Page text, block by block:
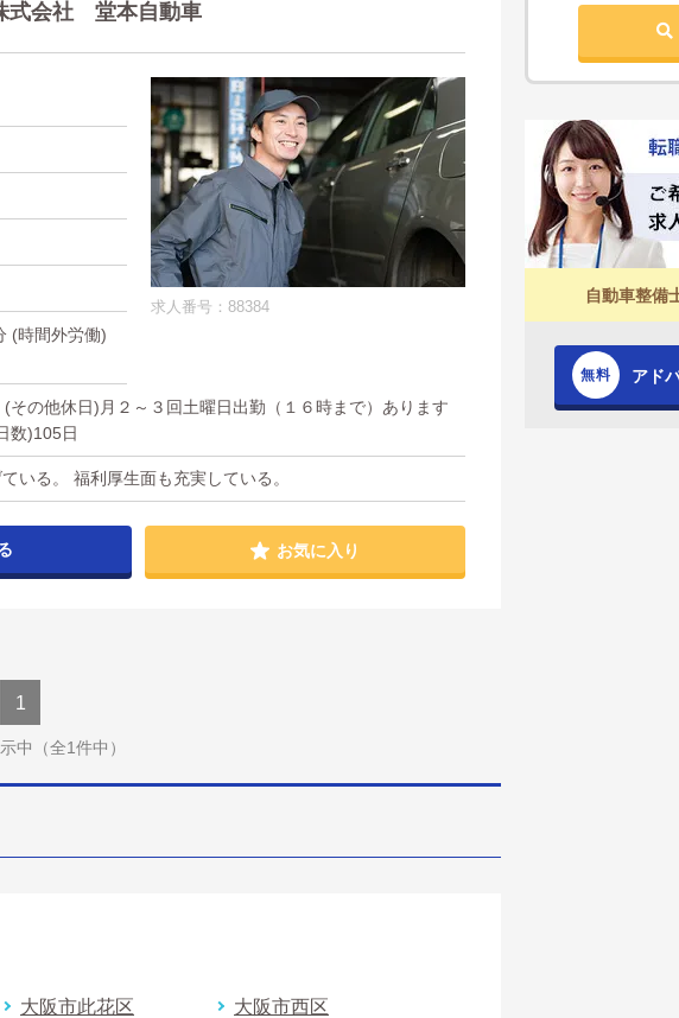
式会社 堂本自動車
求人番号：88384
(時間外労働)
その他休日)月２～３回土曜日出勤（１６時まで）あります
数)105日
いる。 福利厚生面も充実している。
お気に入り
1
中 （全1件中）
大阪市此花区
大阪市西区
自動車整備
アド